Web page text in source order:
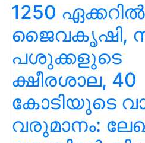
1250 ഏക്കറിൽ
ജൈവകൃഷി,
പശുക്കളുടെ
ക്ഷീരശാല, 40
കോടിയുടെ
വരുമാനം: